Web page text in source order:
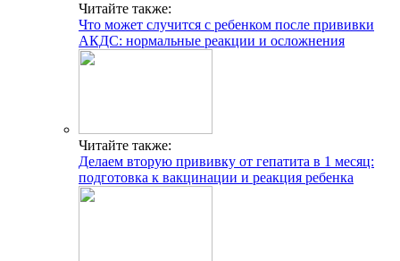
Читайте также:
Что может случится с ребенком после прививки
АКДС: нормальные реакции и осложнения
Читайте также:
Делаем вторую прививку от гепатита в 1 месяц:
подготовка к вакцинации и реакция ребенка